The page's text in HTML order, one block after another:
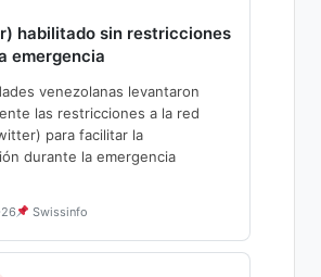
habilitado sin restricciones
emergencia
venezolanas levantaron
las restricciones a la red
para facilitar la
durante la emergencia
Swissinfo